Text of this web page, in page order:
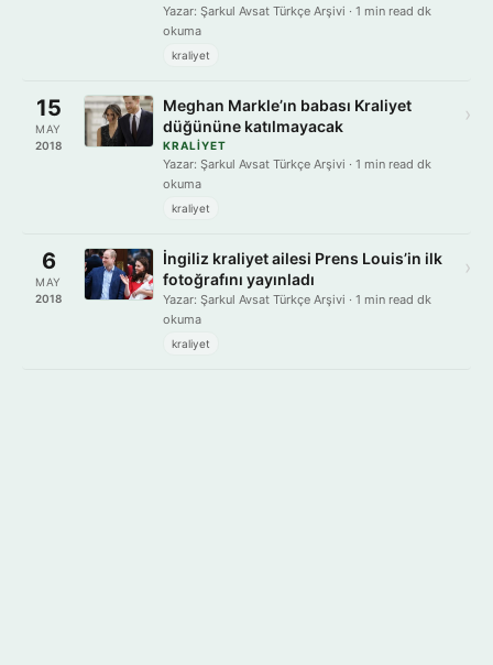
Yazar: Şarkul Avsat Türkçe Arşivi · 1 min read dk
okuma
kraliyet
15
MAY
2018
Meghan Markle’ın babası Kraliyet
düğününe katılmayacak
KRALIYET
Yazar: Şarkul Avsat Türkçe Arşivi · 1 min read dk
okuma
kraliyet
›
6
MAY
2018
İngiliz kraliyet ailesi Prens Louis’in ilk
fotoğrafını yayınladı
Yazar: Şarkul Avsat Türkçe Arşivi · 1 min read dk
okuma
kraliyet
›